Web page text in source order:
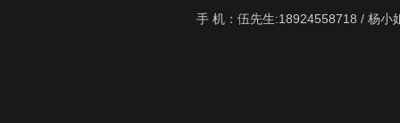
手 机：伍先生:18924558718 / 杨